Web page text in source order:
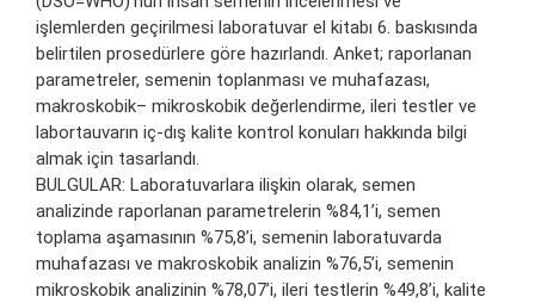
işlemlerden geçirilmesi laboratuvar el kitabı 6. baskısında
belirtilen prosedürlere göre hazırlandı. Anket; raporlanan
parametreler, semenin toplanması ve muhafazası,
makroskobik– mikroskobik değerlendirme, ileri testler ve
labortauvarın iç-dış kalite kontrol konuları hakkında bilgi
almak için tasarlandı.
BULGULAR: Laboratuvarlara ilişkin olarak, semen
analizinde raporlanan parametrelerin %84,1’i, semen
toplama aşamasının %75,8’i, semenin laboratuvarda
muhafazası ve makroskobik analizin %76,5’i, semenin
mikroskobik analizinin %78,07’i, ileri testlerin %49,8’i, kalite